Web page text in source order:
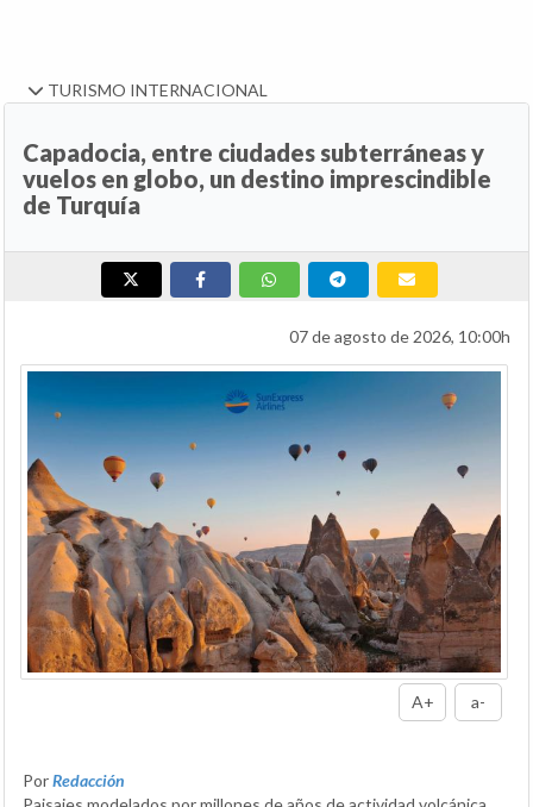
TURISMO INTERNACIONAL
Capadocia, entre ciudades subterráneas y
vuelos en globo, un destino imprescindible
de Turquía
07 de agosto de 2026, 10:00h
A+ a-
PorRedacción